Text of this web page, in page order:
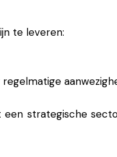
te leveren:
strategische